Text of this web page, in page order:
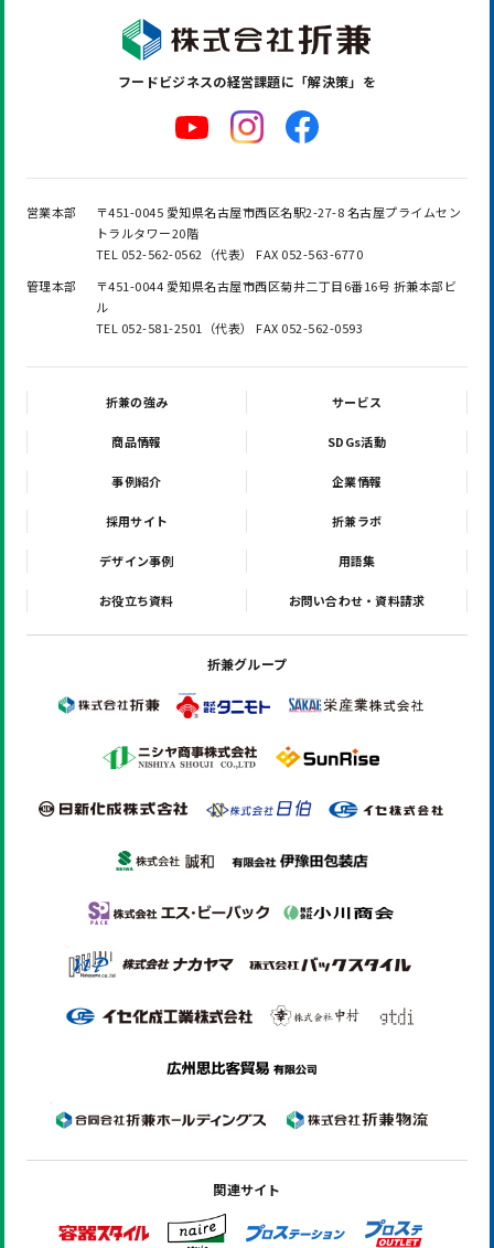
フードビジネスの経営課題に「解決策」を
営業本部
〒451-0045 愛知県名古屋市西区名駅2-27-8 名古屋プライムセン
トラルタワー20階
TEL 052-562-0562（代表） FAX 052-563-6770
管理本部
〒451-0044 愛知県名古屋市西区菊井二丁目6番16号 折兼本部ビ
ル
TEL 052-581-2501（代表） FAX 052-562-0593
折兼の強み サービス
商品情報 SDGs活動
事例紹介 企業情報
採用サイト 折兼ラボ
デザイン事例 用語集
お役立ち資料 お問い合わせ・資料請求
折兼グループ
関連サイト